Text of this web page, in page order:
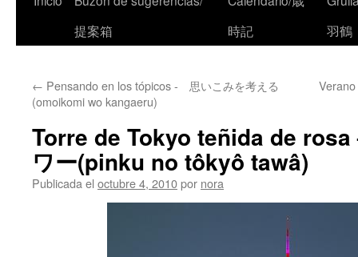
提案箱
時記
羽鶴
← Pensando en los tópicos - 思いこみを考える
(omoikomi wo kangaeru)
Torre de Tokyo teñida de rosa
ワー(pinku no tôkyô tawâ)
Publicada el octubre 4, 2010por nora